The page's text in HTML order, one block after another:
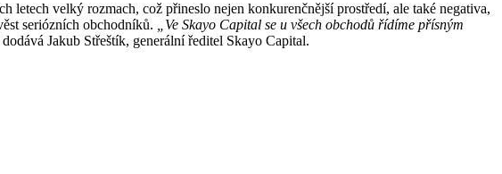
velký rozmach, což přineslo nejen konkurenčnější prostředí, ale také negativa,
seriózních obchodníků.
„Ve Skayo Capital se u všech obchodů řídíme přísným
dodává Jakub Střeštík, generální ředitel Skayo Capital.